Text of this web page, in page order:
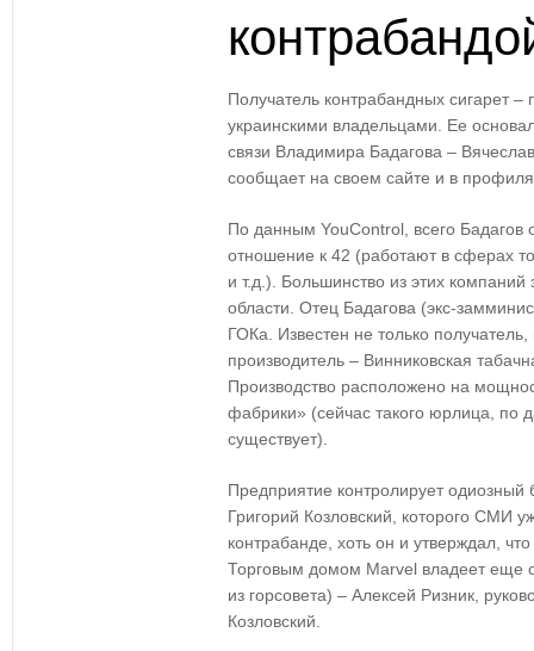
Получатель контрабандных сигарет
украинскими владельцами. Ее
связи Владимира Бадагова –
сообщает на своем сайте и в
По данным YouControl, всего Бадагов
отношение к 42 (работают в сферах
и т.д.). Большинство из этих компаний
области. Отец Бадагова (экс-
ГОКа. Известен не только
производитель – Винниковская
Производство расположено на
фабрики» (сейчас такого юрлица, по
существует).
Предприятие контролирует одиозный
Григорий Козловский, которого СМИ
контрабанде, хоть он и утверждал,
Торговым домом Marvel владеет еще
из горсовета) – Алексей Ризник,
Козловский.